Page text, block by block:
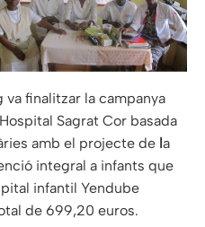
finalitzar la campanya
Sagrat Cor basada
amb el projecte de la
integral a infants que
infantil Yendube
de 699,20 euros.